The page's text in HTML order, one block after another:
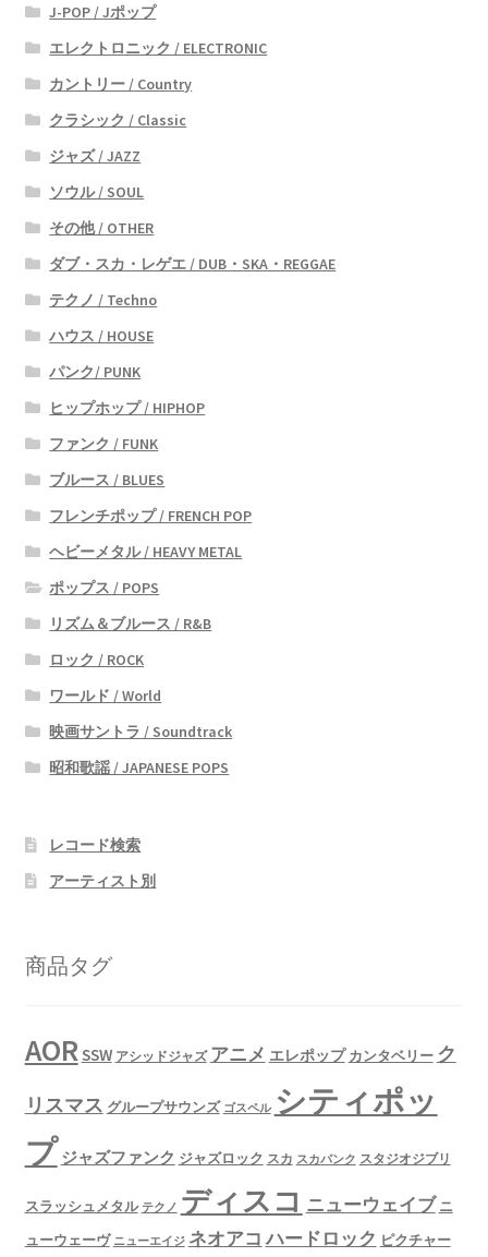
J-POP / Jポップ
エレクトロニック / ELECTRONIC
カントリー / Country
クラシック / Classic
ジャズ / JAZZ
ソウル / SOUL
その他 / OTHER
ダブ・スカ・レゲエ / DUB・SKA・REGGAE
テクノ / Techno
ハウス / HOUSE
パンク/ PUNK
ヒップホップ / HIPHOP
ファンク / FUNK
ブルース / BLUES
フレンチポップ / FRENCH POP
ヘビーメタル / HEAVY METAL
ポップス / POPS
リズム＆ブルース / R&B
ロック / ROCK
ワールド / World
映画サントラ / Soundtrack
昭和歌謡 / JAPANESE POPS
レコード検索
アーティスト別
商品タグ
AORSSW アシッドジャズ アニメ エレポップ カンタベリー ク
リスマス グループサウンズ ゴスペル シティポッ
プ ジャズファンク ジャズロック スカ スカパンク スタジオジブリ
スラッシュメタル テクノ ディスコ ニューウェイブ ニ
ューウェーヴ ニューエイジ ネオアコ ハードロック ピクチャー